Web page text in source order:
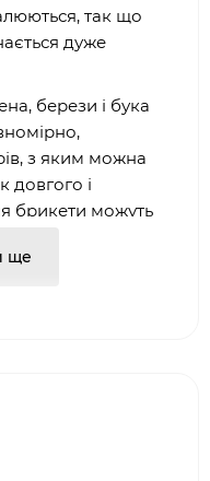
так що
дуже
берези і бука
з яким можна
довгого і
брикети можуть
у вугільному
у вугільному
ще